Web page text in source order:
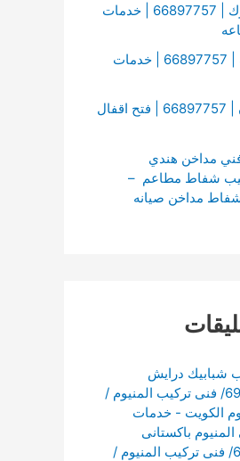
فتح اقفال اليرموك | 66897757 | خدمات
فتح اقفال الرابية | 66897757 | خدمات
فتح اقفال العدان | 66897757 | فتح اقفال
مداخن هندي
تركيب شفاط مطاعم –
مداخن صيانه
شبابيك درايش
الكويت/69621887/ فنى تركيب المنيوم /
الكويت - خدمات
باكستانى
حولى/69621887/ فنى تركيب المنيوم /